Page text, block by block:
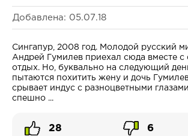
Добавлена: 05.07.18
Сингапур, 2008 год. Молодой русский
Андрей Гумилев приехал сюда вместе с
отдых. Но, буквально на следующий
пытаются похитить жену и дочь
срывает индус с разноцветными
спешно ...
28 6